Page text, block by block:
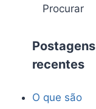
Procurar
Postagens
recentes
O que são